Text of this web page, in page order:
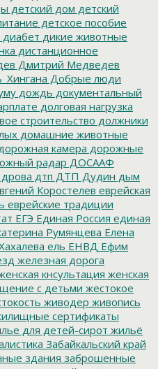
детский дом детский
детское пособие
диабет дикие животные
дистанционное
Дмитрий Медведев
Добрые люди
дождь документальный
долговая нагрузка
строительство должники
домашние животные
камера дорожные
радар ДОСААФ
дрова дтп ДТП Дудин дым
Коростелев еврейская
еврейские традиции
ЕГЭ Единая Россия единая
Румянцева Елена
ель ЕНВД Ефим
железная дорога
кнсультация женская
с детьми жестокое
живодер живопись
сертификаты
для детей-сирот жильё
Забайкальский край
здания заброшенные